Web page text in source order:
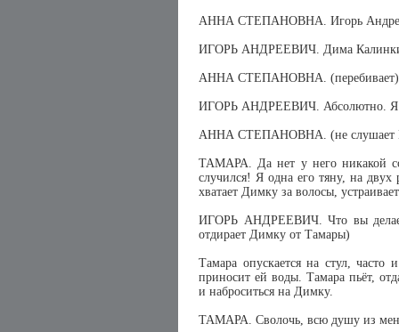
АННА СТЕПАНОВНА. Игорь
ИГОРЬ АНДРЕЕВИЧ. Дима
АННА СТЕПАНОВНА. (перебивает)
ИГОРЬ АНДРЕЕВИЧ. Абсолютно. Я
АННА СТЕПАНОВНА. (не слушает
ТАМАРА. Да нет у него никакой
случился! Я одна его тяну, на двух
хватает Димку за волосы,
ИГОРЬ АНДРЕЕВИЧ. Что вы
отдирает Димку от Тамары)
Тамара опускается на стул,
приносит ей воды. Тамара пьёт,
и наброситься на Димку.
ТАМАРА. Сволочь, всю душу из